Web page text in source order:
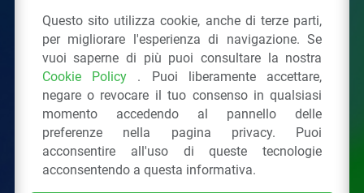
Plastiche da Riciclo
C.F. 97381090154
Via San Vittore 36 20123Milano (MI)
Tel.: 02 43928225.
Tutti i diritti riservati Privacy Policy &Cookie
Questo sito utilizza cookie, anche di terze parti,
per migliorare l'esperienza di navigazione. Se
vuoi saperne di più puoi consultare la nostra
Cookie Policy . Puoi liberamente accettare,
negare o revocare il tuo consenso in qualsiasi
momento accedendo al pannello delle
preferenze nella pagina privacy. Puoi
acconsentire all'uso di queste tecnologie
acconsentendo a questa informativa.